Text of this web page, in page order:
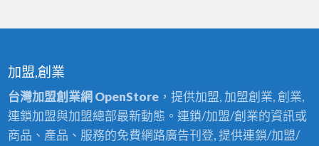
加盟,創業
台灣加盟創業網 OpenStore，提供加盟, 加盟創業, 創業,
連鎖加盟與加盟總部最新動態。連鎖/加盟/創業的資訊或
商品、產品、服務的免費網路廣告刊登, 提供連鎖/加盟/